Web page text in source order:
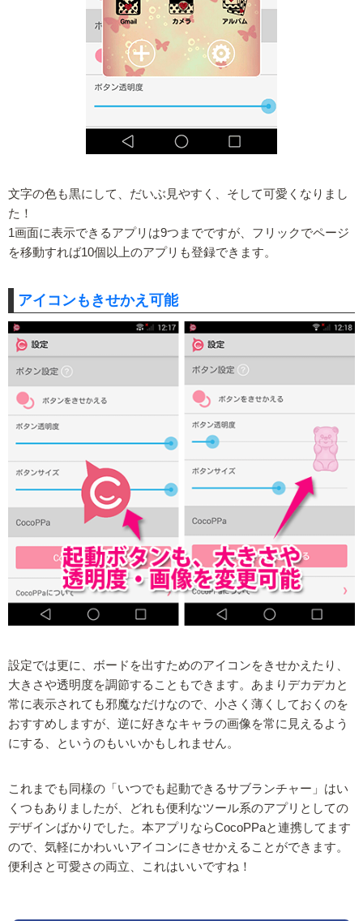
文字の色も黒にして、だいぶ見やすく、そして可愛くなりまし
た！
1画面に表示できるアプリは9つまでですが、フリックでページ
を移動すれば10個以上のアプリも登録できます。
アイコンもきせかえ可能
設定では更に、ボードを出すためのアイコンをきせかえたり、
大きさや透明度を調節することもできます。あまりデカデカと
常に表示されても邪魔なだけなので、小さく薄くしておくのを
おすすめしますが、逆に好きなキャラの画像を常に見えるよう
にする、というのもいいかもしれません。
これまでも同様の「いつでも起動できるサブランチャー」はい
くつもありましたが、どれも便利なツール系のアプリとしての
デザインばかりでした。本アプリならCocoPPaと連携してます
ので、気軽にかわいいアイコンにきせかえることができます。
便利さと可愛さの両立、これはいいですね！